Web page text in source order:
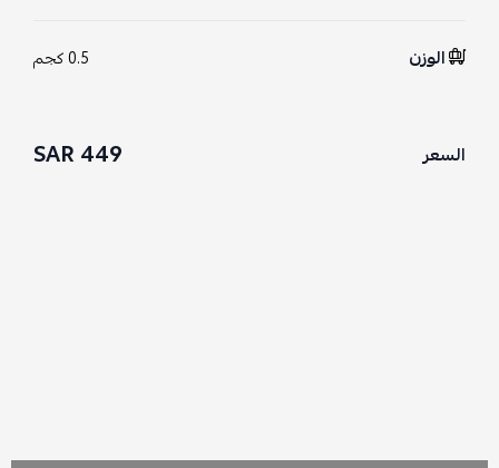
الوزن 0.5 كجم
السعر 449 SAR